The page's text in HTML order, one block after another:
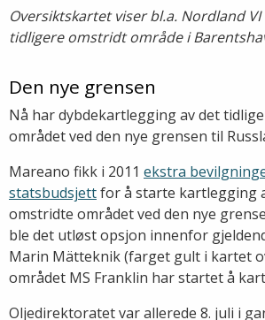
Oversiktskartet viser bl.a. Nordland
tidligere omstridt område i
Den nye grensen
Nå har dybdekartlegging av det
området ved den nye grensen til
Mareano fikk i 2011 ekstra
statsbudsjettfor å starte kartlegging
omstridte området ved den nye
ble det utløst opsjon innenfor
Marin Mätteknik (farget gult i kartet
området MS Franklin har startet å
Oljedirektoratet var allerede 8. juli i